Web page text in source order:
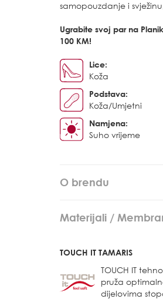
samopouzdanje i
Ugrabite svoj par na
100 KM!
Lice:
Koža
Podstava:
Koža/Umjetni
Namjena:
Suho vrijeme
O brendu
Materijali /
TOUCH IT TAMARIS
TOUCH IT
pruža
dijelovima